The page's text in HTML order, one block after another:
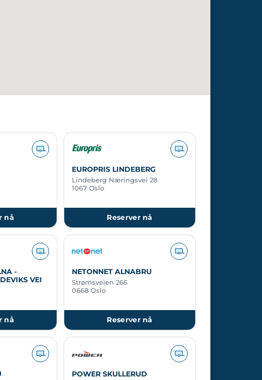
nå
EUROPRIS LINDEBERG
Lindeberg Næringsvei 28
1067 Oslo
Reserver nå
-
VEI
nå
NETONNET ALNABRU
Strømsveien 266
0668 Oslo
Reserver nå
POWER SKULLERUD